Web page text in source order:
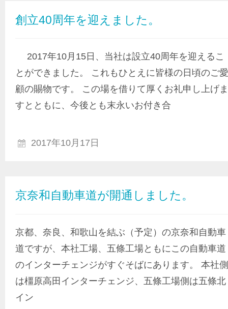
創立40周年を迎えました。
2017年10月15日、当社は設立40周年を迎えるこ
とができました。 これもひとえに皆様の日頃のご愛
顧の賜物です。 この場を借りて厚くお礼申し上げま
すとともに、今後とも末永いお付き合
2017年10月17日
京奈和自動車道が開通しました。
京都、奈良、和歌山を結ぶ（予定）の京奈和自動車
道ですが、本社工場、五條工場ともにこの自動車道
のインターチェンジがすぐそばにあります。 本社側
は橿原高田インターチェンジ、五條工場側は五條北
イン